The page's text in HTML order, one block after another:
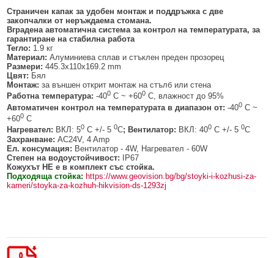
БЕЗЖИЧНИ АЛАРМЕНИ ПАНЕЛИ (ХЪБ) AJAX
БЕЗЖИЧНИ РАЗШИРИТЕЛИ НА ОБХВАТ AJAX
БЕЗЖИЧНИ ДЕТЕКТОРИ AJAX
БЕЗЖИЧНИ ДЕТЕКТОРИ ЗА ПОЖАР, ДИМ, ТОПЛИНА И ВЪГЛЕРОДЕН
ОКСИД
БЕЗЖИЧНИ КЛАВИАТУРИ AJAX
БЕЗКОНТАКТНИ RFID КАРТИ И ЧИПОВЕ ЗА КЛАВИАТУРИ
БЕЗЖИЧНИ ДИСТАНЦИОННИ УПРАВЛЕНИЯ И БУТОНИ
БЕЗЖИЧНИ СИРЕНИ AJAX
МОДУЛИ ЗА СГРАДНА АВТОМАТИЗАЦИЯ AJAX
БЕЗЖИЧНИ АЛАРМЕНИ СИСТЕМИ HIKVISION AX PRO
БЕЗЖИЧНИ ПАНЕЛИ HIKVISION AX PRO
БЕЗЖИЧНИ ДЕТЕКТОРИ ЗА HIKVISION AX PRO
БЕЗЖИЧНИ МОДУЛИ И АКСЕСОАРИ ЗА HIKVISION AX PRO
КОМПЛЕКТИ БЕЗЖИЧНИ АЛАРМЕНИ СИСТЕМИ AX PRO
КОМУНИКАЦИОННИ ШКАФОВЕ
ALFALINE, СТЕННИ/СТОЯЩИ, С ОТВАРЯЕМИ И ЗАКЛЮЧВАЩИ СЕ
СТРАНИЦИ
INTERLINE, СТОЯЩИ - НЕОТВАРЯЕМИ СТРАНИЦИ
BETALINE, СТОЯЩИ С ОТВАРЯЕМИ И ЗАКЛЮЧВАЩИ СЕ СТРАНИЦИ
АКСЕСОАРИ ЗА КОМУНИКАЦИОННИ ШКАФОВЕ
УПОТРЕБЯВАНА ТЕХНИКА
Страничен капак за удобен монтаж и поддръжка с две
закопчалки от неръждаема стомана.
Вградена автоматична система за контрол на температурата, за
гарантиране на стабилна работа
Тегло: 1.9 кг
Материал:Алуминиева сплав и стъклен преден прозорец
Размери:445.3x110x169.2 mm
Цвят: Бял
Монтаж:за външен открит монтаж на стълб или стена
Работна температура:-400 C ~ +600 C, влажност до 95%
Автоматичен контрол на температурата в диапазон от:-400 C ~
+600 C
Нагревател: ВКЛ: 50 C +/- 50C; Вентилатор: ВКЛ: 400 C +/- 50C
Захранване:AC24V, 4 Amp
Ел. консумация: Вентилатор - 4W, Нагревател - 60W
Степен на водоустойчивост: IP67
Кожухът НЕ е в комплект със стойка.
Подходяща стойка: https://www.geovision.bg/bg/stoyki-i-kozhusi-za-
kameri/stoyka-za-kozhuh-hikvision-ds-1293zj